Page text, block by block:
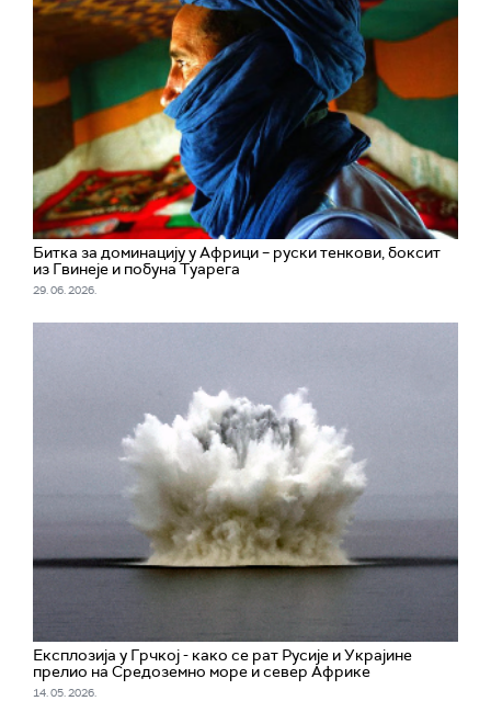
Битка за доминацију у Африци – руски тенкови, боксит
из Гвинеје и побуна Туарега
29. 06. 2026.
Експлозија у Грчкој - како се рат Русије и Украјине
прелио на Средоземно море и север Африке
14. 05. 2026.